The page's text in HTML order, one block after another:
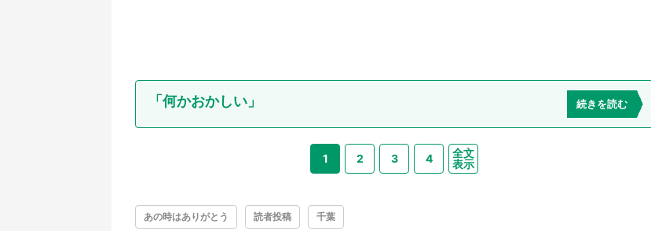
「何かおかしい」 続きを読む
1 2 3 4
全文
表示
あの時はありがとう 読者投稿 千葉